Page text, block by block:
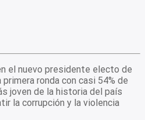
el nuevo presidente electo de
ronda con casi 54% de
joven de la historia del país
la corrupción y la violencia